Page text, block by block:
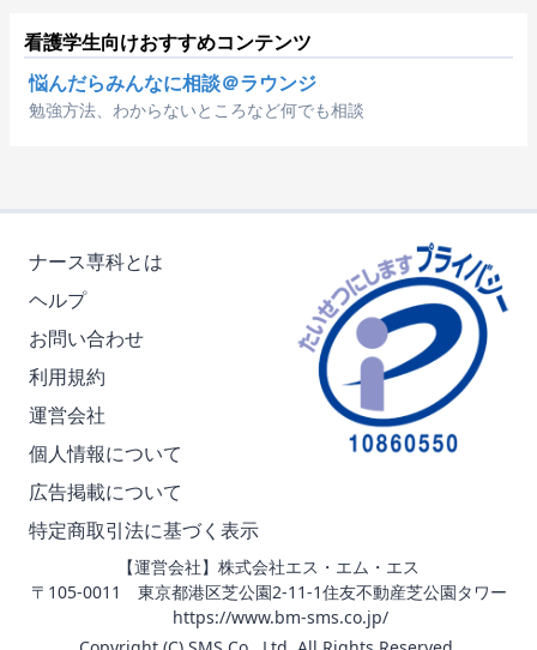
看護学生向けおすすめコンテンツ
悩んだらみんなに相談＠ラウンジ
勉強方法、わからないところなど何でも相談
ナース専科とは
ヘルプ
お問い合わせ
利用規約
運営会社
個人情報について
広告掲載について
特定商取引法に基づく表示
【運営会社】株式会社エス・エム・エス
〒105-0011 東京都港区芝公園2-11-1住友不動産芝公園タワー
https://www.bm-sms.co.jp/